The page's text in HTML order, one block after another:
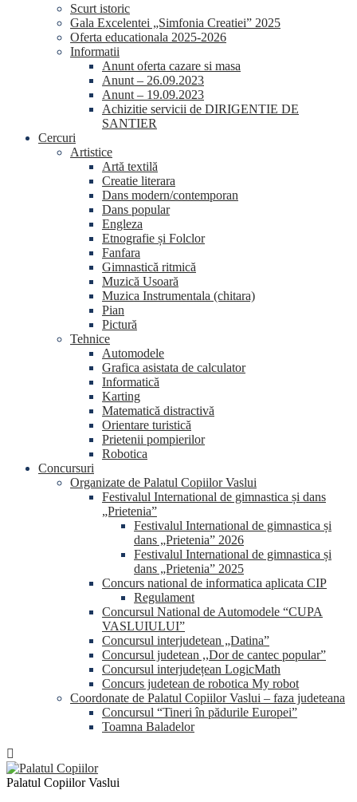
Scurt istoric
Gala Excelentei „Simfonia Creatiei” 2025
Oferta educationala 2025-2026
Informatii
Anunt oferta cazare si masa
Anunt – 26.09.2023
Anunt – 19.09.2023
Achizitie servicii de DIRIGENTIE DE
SANTIER
Cercuri
Artistice
Artă textilă
Creatie literara
Dans modern/contemporan
Dans popular
Engleza
Etnografie și Folclor
Fanfara
Gimnastică ritmică
Muzică Usoară
Muzica Instrumentala (chitara)
Pian
Pictură
Tehnice
Automodele
Grafica asistata de calculator
Informatică
Karting
Matematică distractivă
Orientare turistică
Prietenii pompierilor
Robotica
Concursuri
Organizate de Palatul Copiilor Vaslui
Festivalul International de gimnastica și dans
„Prietenia”
Festivalul International de gimnastica și
dans „Prietenia” 2026
Festivalul International de gimnastica și
dans „Prietenia” 2025
Concurs national de informatica aplicata CIP
Regulament
Concursul National de Automodele “CUPA
VASLUIULUI”
Concursul interjudetean „Datina”
Concursul judetean ,,Dor de cantec popular”
Concursul interjudețean LogicMath
Concurs judetean de robotica My robot
Coordonate de Palatul Copiilor Vaslui – faza judeteana
Concursul “Tineri în pădurile Europei”
Toamna Baladelor
Palatul Copiilor Vaslui